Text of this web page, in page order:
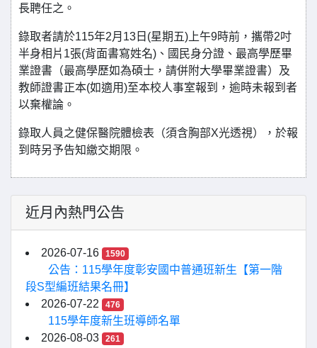
長聘任之。
錄取者請於115年2月13日(星期五)上午9時前，攜帶2吋
半身相片1張(背面書寫姓名)、國民身分證、最高學歷畢
業證書（最高學歷如為碩士，請併附大學畢業證書）及
教師證書正本(如適用)至本校人事室報到，逾時未報到者
以棄權論。
錄取人員之健保醫院體檢表（須含胸部X光透視），於報
到時另予告知繳交期限。
近月內熱門公告
2026-07-16 1590
公告：115學年度彰安國中普通班新生【第一階
段S型編班結果名冊】
2026-07-22
476
115學年度新生班導師名單
2026-08-03
261